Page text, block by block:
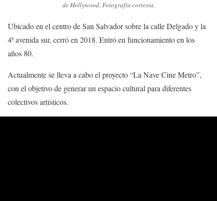
de Hollywood. Fotografía cortesía.
Ubicado en el centro de San Salvador sobre la calle Delgado y la
4ª avenida sur, cerró en 2018. Entró en funcionamiento en los
años 80.
Actualmente se lleva a cabo el proyecto “La Nave Cine Metro”,
con el objetivo de generar un espacio cultural para diferentes
colectivos artísticos.